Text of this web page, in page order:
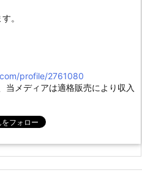
。
profile/2761080
メディアは適格販売により収入